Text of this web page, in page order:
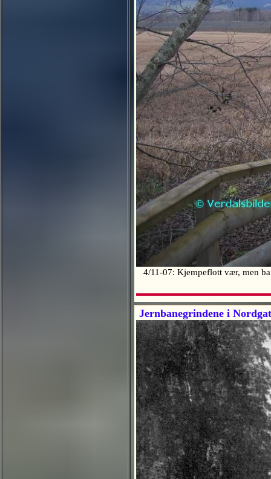
4/11-07: Kjempeflott vær, men
Jernbanegrindene i